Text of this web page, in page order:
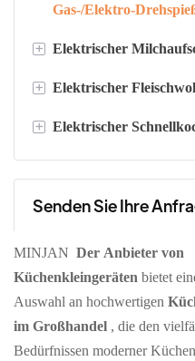
Gas-/Elektro-
+ Elektrischer
Elektrischer
ml)
+ Elektrischer
Fleischwolf aus
Fleischwolf aus
+ Elektrischer
Digitaler
Mechanischer
Senden Sie Ihre
MINJAN Der Anbieter von
Küchenkleingeräten bietet
Auswahl an hochwertigen
im Großhandel , die den
Bedürfnissen moderner